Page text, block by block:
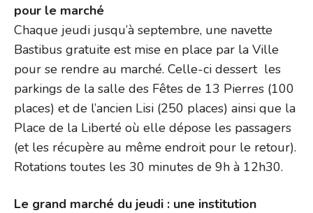
pour le marché
Chaque jeudi jusqu’à septembre, une navette
Bastibus gratuite est mise en place par la Ville
pour se rendre au marché. Celle-ci dessert les
parkings de la salle des Fêtes de 13 Pierres (100
places) et de l’ancien Lisi (250 places) ainsi que la
Place de la Liberté où elle dépose les passagers
(et les récupère au même endroit pour le retour).
Rotations toutes les 30 minutes de 9h à 12h30.
Le grand marché du jeudi : une institution